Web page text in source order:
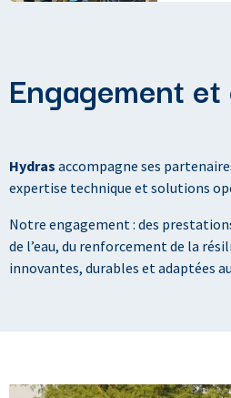
Engagement
Hydras accompagne ses
expertise technique et solutions
Notre engagement : des
de l’eau, du renforcement de la
innovantes, durables et adaptées